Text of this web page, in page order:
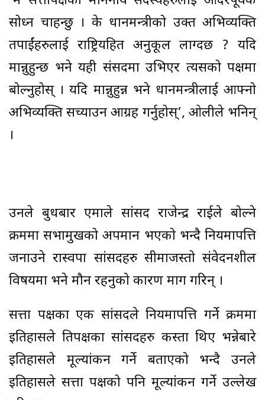
सोध्न चाहन्छु । के प्रधानमन्त्रीको उक्त अभिव्यक्ति
तपाईंहरुलाई राष्ट्रियहित अनुकूल लाग्दछ ? यदि
मान्नुहुन्छ भने यही संसदमा उभिएर त्यसको पक्षमा
बोल्नुहोस् । यदि मान्नुहुन्न भने प्रधानमन्त्रीलाई आफ्नो
अभिव्यक्ति सच्याउन आग्रह गर्नुहोस्’, ओलीले भनिन्
।
उनले बुधबार एमाले सांसद राजेन्द्र राईले बोल्ने
क्रममा सभामुखको अपमान भएको भन्दै नियमापत्ति
जनाउने रास्वपा सांसदहरु सीमाजस्तो संवेदनशील
विषयमा भने मौन रहनुको कारण माग गरिन् ।
सत्ता पक्षका एक सांसदले नियमापत्ति गर्ने क्रममा
इतिहासले प्रतिपक्षका सांसदहरु कस्ता थिए भन्नेबारे
इतिहासले मूल्यांकन गर्ने बताएको भन्दै उनले
इतिहासले सत्ता पक्षको पनि मूल्यांकन गर्ने उल्लेख